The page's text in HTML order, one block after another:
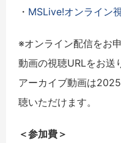
・ MSLive!オンライン
※オンライン配信をお
動画の視聴URLをお送
アーカイブ動画は2025
聴いただけます。
＜参加費＞